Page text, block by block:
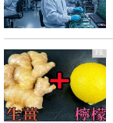
PR